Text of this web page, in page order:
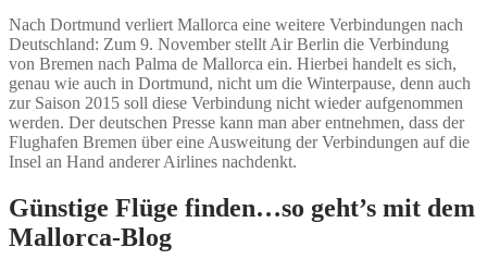
Nach Dortmund verliert Mallorca eine weitere Verbindungen nach
Deutschland: Zum 9. November stellt Air Berlin die Verbindung
von Bremen nach Palma de Mallorca ein. Hierbei handelt es sich,
genau wie auch in Dortmund, nicht um die Winterpause, denn auch
zur Saison 2015 soll diese Verbindung nicht wieder aufgenommen
werden. Der deutschen Presse kann man aber entnehmen, dass der
Flughafen Bremen über eine Ausweitung der Verbindungen auf die
Insel an Hand anderer Airlines nachdenkt.
Günstige Flüge finden…so geht’s mit dem
Mallorca-Blog